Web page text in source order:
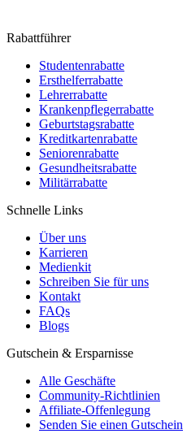
Rabattführer
Studentenrabatte
Ersthelferrabatte
Lehrerrabatte
Krankenpflegerrabatte
Geburtstagsrabatte
Kreditkartenrabatte
Seniorenrabatte
Gesundheitsrabatte
Militärrabatte
Schnelle Links
Über uns
Karrieren
Medienkit
Schreiben Sie für uns
Kontakt
FAQs
Blogs
Gutschein & Ersparnisse
Alle Geschäfte
Community-Richtlinien
Affiliate-Offenlegung
Senden Sie einen Gutschein